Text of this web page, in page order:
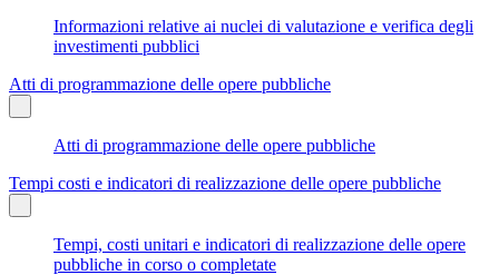
Informazioni relative ai nuclei di valutazione e verifica degli
investimenti pubblici
Atti di programmazione delle opere pubbliche
Atti di programmazione delle opere pubbliche
Tempi costi e indicatori di realizzazione delle opere pubbliche
Tempi, costi unitari e indicatori di realizzazione delle opere
pubbliche in corso o completate